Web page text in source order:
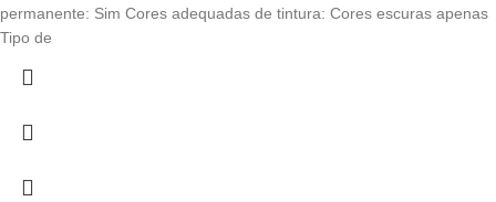
permanente: Sim Cores adequadas de tintura: Cores escuras apenas
Tipo de